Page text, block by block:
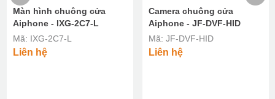
Màn hình chuông cửa
Aiphone - IXG-2C7-L
Mã: IXG-2C7-L
Liên hệ
Camera chuông cửa
Aiphone - JF-DVF-HID
Mã: JF-DVF-HID
Liên hệ